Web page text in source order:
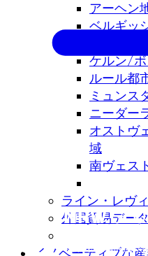
アーヘン
ベルギッ
デュッ
ケルン/
ルール都
ミュンス
ニーダー
オストヴ
域
南ヴェス
ライン・レヴ
外国貿易データ
イノベーティブな